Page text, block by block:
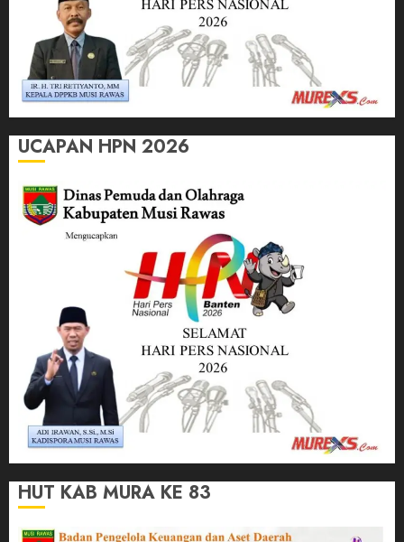
UCAPAN HPN 2026
HUT KAB MURA KE 83